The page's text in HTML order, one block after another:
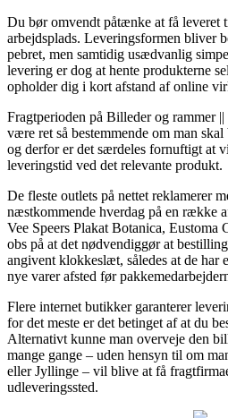
Du bør omvendt påtænke at få
arbejdsplads. Leveringsformen bliver
pebret, men samtidig usædvanlig
levering er dog at hente produkterne
opholder dig i kort afstand af online
Fragtperioden på Billeder og rammer
være ret så bestemmende om man
og derfor er det særdeles fornuftigt at
leveringstid ved det relevante produkt.
De fleste outlets på nettet reklamerer
næstkommende hverdag på en række
Vee Speers Plakat Botanica,
obs på at det nødvendiggør at
angivent klokkeslæt, således at de har
nye varer afsted før
Flere internet butikker garanterer
for det meste er det betinget af at du
Alternativt kunne man overveje den
mange gange – uden hensyn til om
eller Jyllinge – vil blive at få
udleveringssted.